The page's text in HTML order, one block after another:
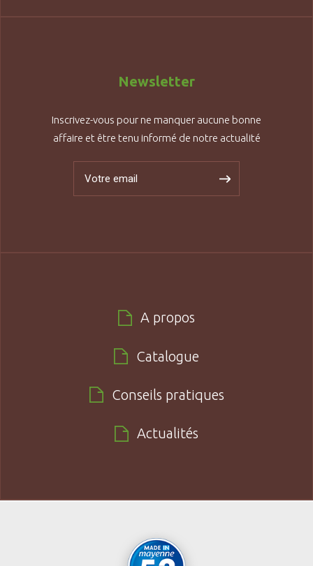
Newsletter
Inscrivez-vous pour ne manquer aucune bonne
affaire et être tenu informé de notre actualité
A propos
Catalogue
Conseils pratiques
Actualités